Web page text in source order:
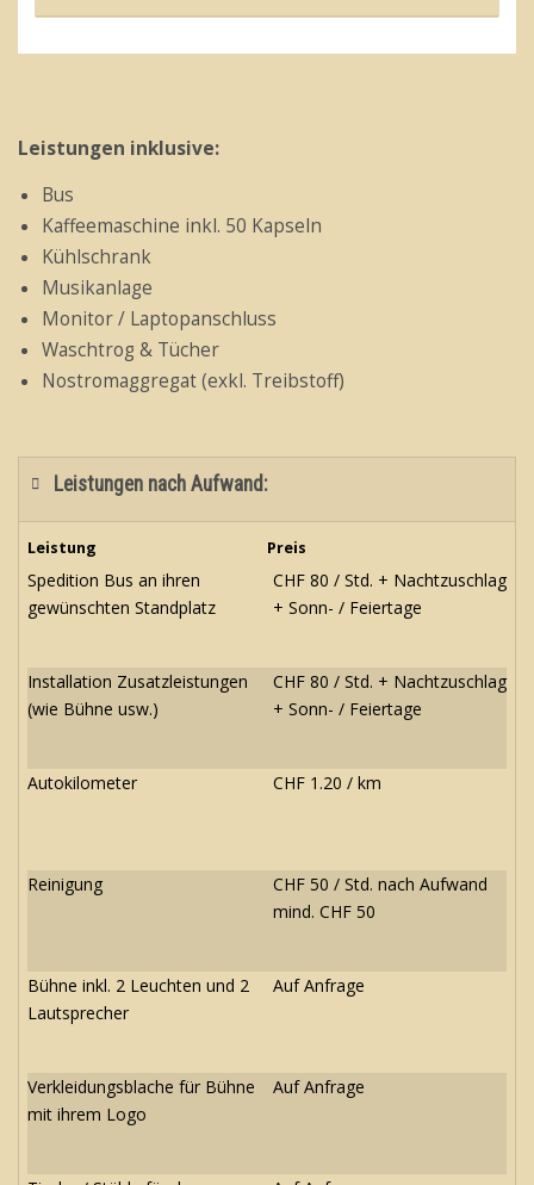
Leistungen inklusive:
Bus
Kaffeemaschine inkl. 50 Kapseln
Kühlschrank
Musikanlage
Monitor / Laptopanschluss
Waschtrog & Tücher
Nostromaggregat (exkl. Treibstoff)
Leistungen nach Aufwand:
Leistung Preis
Spedition Bus an ihren
gewünschten Standplatz
CHF 80 / Std. + Nachtzuschlag
+ Sonn- / Feiertage
Installation Zusatzleistungen
(wie Bühne usw.)
CHF 80 / Std. + Nachtzuschlag
+ Sonn- / Feiertage
Autokilometer CHF 1.20 / km
Reinigung
CHF 50 / Std. nach Aufwand
mind. CHF 50
Bühne inkl. 2 Leuchten und 2
Lautsprecher
Auf Anfrage
Verkleidungsblache für Bühne
mit ihrem Logo
Auf Anfrage